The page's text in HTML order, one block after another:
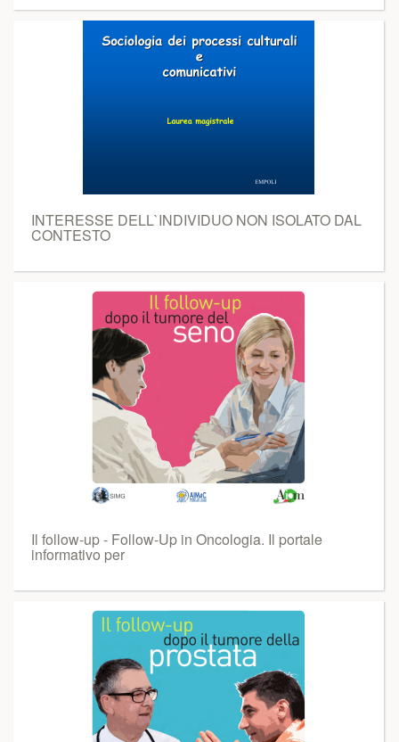
INTERESSE DELL`INDIVIDUO NON ISOLATO DAL
CONTESTO
Il follow-up - Follow-Up in Oncologia. Il portale
informativo per